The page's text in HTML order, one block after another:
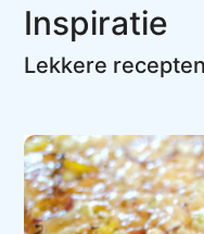
Inspiratie
Lekkere